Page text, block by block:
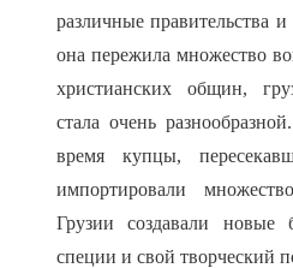
различные правительства
она пережила множество
христианских общин,
стала очень
время купцы,
импортировали
Грузии создавали новые
специи и свой творческий